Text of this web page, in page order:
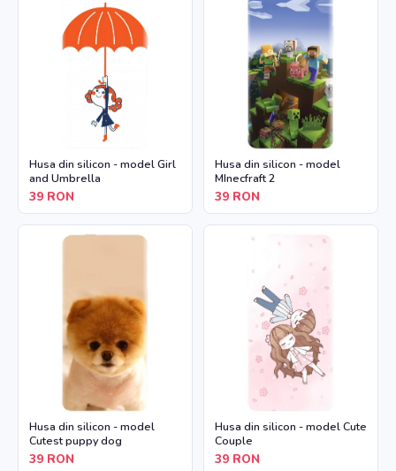
Husa din silicon - model Girl
and Umbrella
39 RON
Husa din silicon - model
MInecfraft 2
39 RON
Husa din silicon - model
Cutest puppy dog
39 RON
Husa din silicon - model Cute
Couple
39 RON